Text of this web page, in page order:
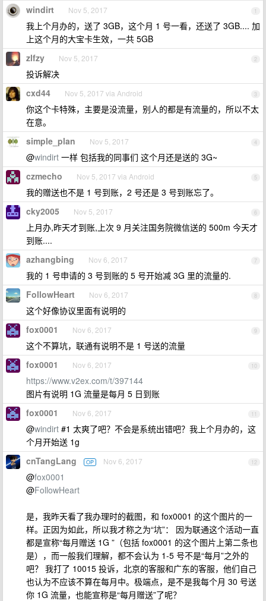
1
windirt Nov 5, 2017
我上个月办的，送了 3GB，这个月 1 号一看，还送了 3GB.... 加
上这个月的大宝卡生效，一共 5GB
2
zlfzy Nov 5, 2017
投诉解决
3
cxd44 Nov 5, 2017 via Android
你这个卡特殊，主要是没流量，别人的都是有流量的，所以不太
在意。
4
simple_plan Nov 5, 2017
@windirt 一样 包括我的同事们 这个月还是送的 3G~
5
czmecho Nov 5, 2017 via Android
我的赠送也不是 1 号到账，2 号还是 3 号到账忘了。
6
cky2005 Nov 5, 2017
上月办,昨天才到账,上次 9 月关注国务院微信送的 500m 今天才
到账....
7
azhangbing Nov 6, 2017
我的 1 号申请的 3 号到账的 5 号开始减 3G 里的流量的.
8
FollowHeart Nov 6, 2017
这个好像协议里面有说明的
9
fox0001 Nov 6, 2017
这个不算坑，联通有说明不是 1 号送的流量
10
fox0001 Nov 6, 2017
https://www.v2ex.com/t/397144
图片有说明 1G 流量是每月 5 日到账
11
fox0001 Nov 6, 2017
@windirt #1 太爽了吧？不会是系统出错吧？我上个月办的，这
个月开始送 1g
12
cnTangLang OP Nov 6, 2017
@fox0001
@FollowHeart
是，我昨天看了我办理时的截图，和 fox0001 的这个图片的一
样。正因为如此，所以我才称之为“坑”： 因为联通这个活动一直
都是宣称“每月赠送 1G ”（包括 fox0001 的这个图片上第二条也
是），而一般我们理解，都不会认为 1-5 号不是“每月”之外的
吧？ 我打了 10015 投诉，北京的客服和广东的客服，他们自己
也认为不应该不算在每月中。极端点，是不是我每个月 30 号送
你 1G 流量，也能宣称是“每月赠送”了呢？